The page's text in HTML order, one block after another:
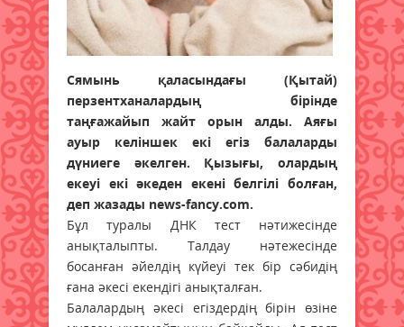
Сямынь қаласындағы (Қытай)
перзентханалардың бірінде
таңғажайып жайт орын алды. Аяғы
ауыр келіншек екі егіз балаларды
дүниеге әкелген. Қызығы, олардың
екеуі екі әкеден екені белгілі болған,
деп жазады news-fancy.com.
Бұл туралы ДНК тест нәтижесінде
анықталыпты. Талдау нәтежесінде
босанған әйелдің күйеуі тек бір сәбидің
ғана әкесі екендігі анықталған.
Балалардың әкесі егіздердің бірін өзіне